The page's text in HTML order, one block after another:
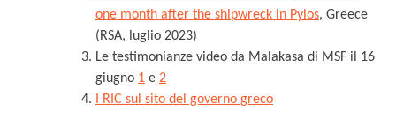
one month after the shipwreck in Pylos, Greece
(RSA, luglio 2023)
Le testimonianze video da Malakasa di MSF il 16
giugno 1 e 2
I RIC sul sito del governo greco